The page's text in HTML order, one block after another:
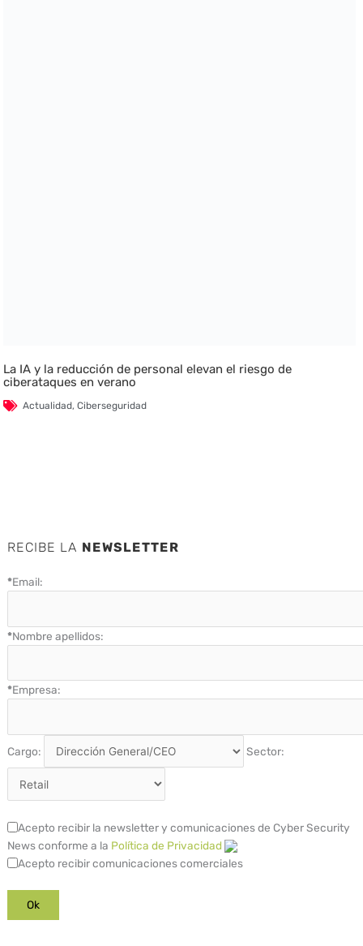
La IA y la reducción de personal elevan el riesgo de
ciberataques en verano
Actualidad,Ciberseguridad
RECIBE LA NEWSLETTER
*Email:
*Nombre apellidos:
*Empresa:
Cargo: Sector:
Acepto recibir la newsletter y comunicaciones de Cyber Security
News conforme a la Política de Privacidad
Acepto recibir comunicaciones comerciales